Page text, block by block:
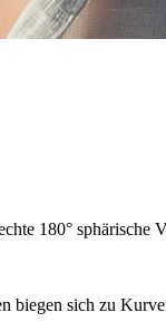
180°
biegen sich zu